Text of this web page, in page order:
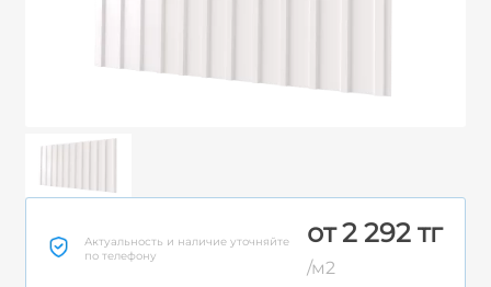
Актуальность и наличие уточняйте
по телефону
от 2 292 тг
/м2